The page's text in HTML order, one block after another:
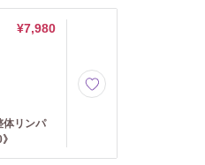
¥7,980
リンパ